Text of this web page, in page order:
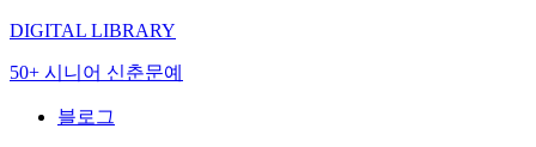
DIGITAL LIBRARY
50+ 시니어 신춘문예
블로그